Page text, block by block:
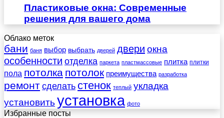
Пластиковые окна: Современные
решения для вашего дома
Облако меток
бани баня выбор выбрать дверей двери окна
особенности отделка паркета пластмассовые плитка плитки
пола потолка потолок преимущества разработка
ремонт сделать стенок теплый укладка
установить установка фото
Избранные посты